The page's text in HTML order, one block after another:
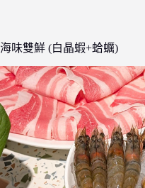
海味雙鮮 (白晶蝦+蛤蠣)